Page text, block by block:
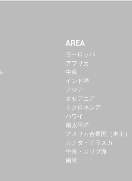
AREA
ヨーロッパ
アフリカ
中東
インド洋
アジア
オセアニア
ミクロネシア
ハワイ
南太平洋
アメリカ合衆国（本土）
カナダ・アラスカ
中米・カリブ海
南米